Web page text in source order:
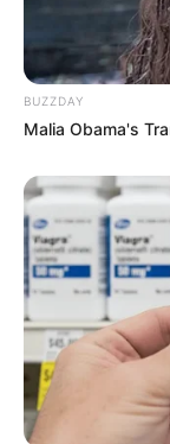
BUZZDAY
Malia Obama's